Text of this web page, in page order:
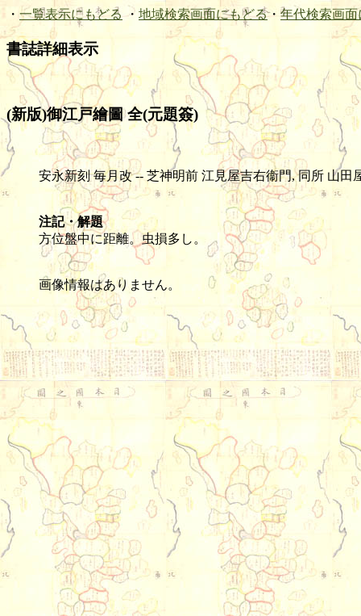
・ 一覧表示にもどる ・ 地域検索画面にもどる・ 年代検索画面
書誌詳細表示
(新版)御江戸繪圖 全(元題簽)
安永新刻 毎月改 -- 芝神明前 江見屋吉右衞門, 同所 山田
注記・解題
方位盤中に距離。虫損多し。
画像情報はありません。